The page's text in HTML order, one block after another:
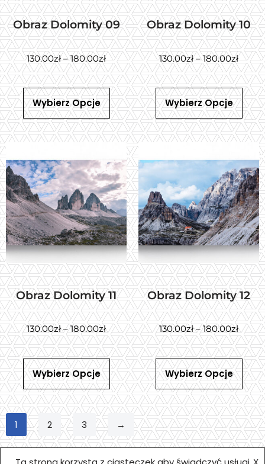
Obraz Dolomity 09
130.00zł – 180.00zł
Wybierz Opcje
Obraz Dolomity 10
130.00zł – 180.00zł
Wybierz Opcje
Obraz Dolomity 11
130.00zł – 180.00zł
Wybierz Opcje
Obraz Dolomity 12
130.00zł – 180.00zł
Wybierz Opcje
1 2 3 →